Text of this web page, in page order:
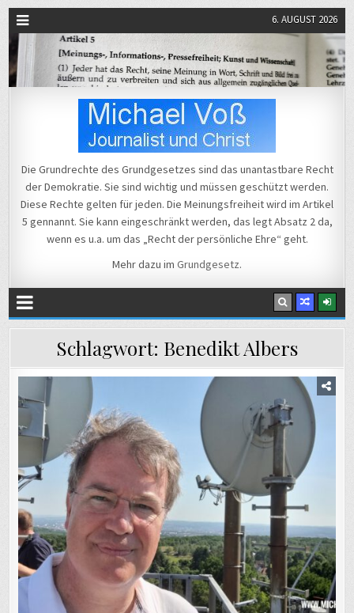
6. AUGUST 2026
Michael Voß
Die Grundrechte des Grundgesetzes sind das unantastbare Recht
der Demokratie. Sie sind wichtig und müssen geschützt werden.
Diese Rechte gelten für jeden. Die Meinungsfreiheit wird im Artikel
5 gennannt. Sie kann eingeschränkt werden, das legt Absatz 2 da,
wenn es u.a. um das „Recht der persönliche Ehre“ geht.
Mehr dazu im Grundgesetz.
Schlagwort: Benedikt Albers